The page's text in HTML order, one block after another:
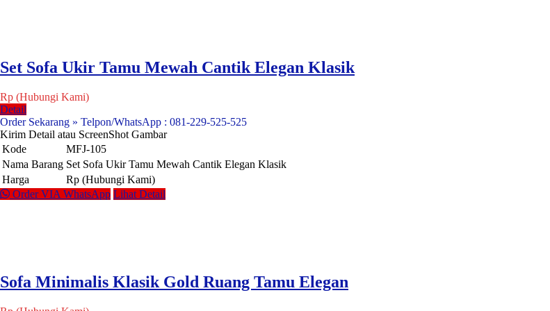
Set Sofa Ukir Tamu Mewah Cantik Elegan Klasik
Rp (Hubungi Kami)
Detail
Order Sekarang » Telpon/WhatsApp : 081-229-525-525
Kirim Detail atau ScreenShot Gambar
Kode
MFJ-105
Nama Barang Set Sofa Ukir Tamu Mewah Cantik Elegan Klasik
Harga
Rp (Hubungi Kami)
Order VIA WhatsApp Lihat Detail
Sofa Minimalis Klasik Gold Ruang Tamu Elegan